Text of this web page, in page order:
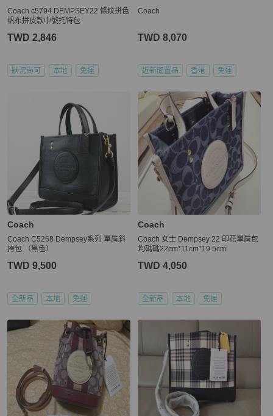
Coach c5794 DEMPSEY22 條紋拼色
帆布拼皮款中號托特包
TWD 2,846
狀況尚可 本地 免運
Coach
TWD 8,070
近新閒置品 香港 免運
Coach
Coach C5268 Dempsey系列 單肩斜
挎包 （黑色）
TWD 9,500
全新品 本地 免運
Coach
Coach 女士 Dempsey 22 印花單肩包
均碼碼22cm*11cm*19.5cm
TWD 4,050
全新品 本地 免運